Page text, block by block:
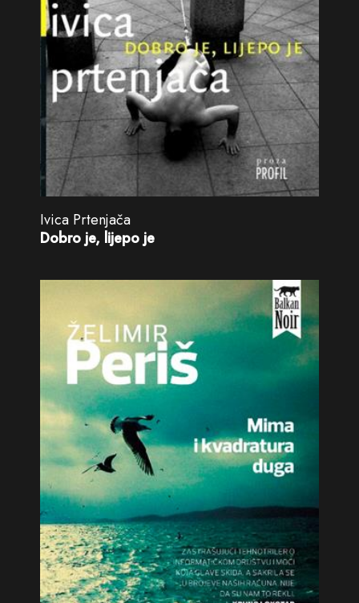
Ivica Prtenjača
Dobro je, lijepo je